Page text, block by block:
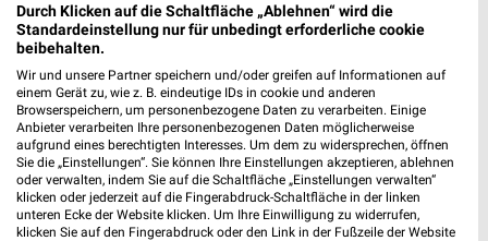
Durch Klicken auf die Schaltfläche „Ablehnen“ wird die
Standardeinstellung nur für unbedingt erforderliche cookie
beibehalten.
Wir und unsere Partner speichern und/oder greifen auf Informationen auf
einem Gerät zu, wie z. B. eindeutige IDs in cookie und anderen
Browserspeichern, um personenbezogene Daten zu verarbeiten. Einige
Anbieter verarbeiten Ihre personenbezogenen Daten möglicherweise
aufgrund eines berechtigten Interesses. Um dem zu widersprechen, öffnen
Sie die „Einstellungen“. Sie können Ihre Einstellungen akzeptieren, ablehnen
oder verwalten, indem Sie auf die Schaltfläche „Einstellungen verwalten“
klicken oder jederzeit auf die Fingerabdruck-Schaltfläche in der linken
unteren Ecke der Website klicken. Um Ihre Einwilligung zu widerrufen,
klicken Sie auf den Fingerabdruck oder den Link in der Fußzeile der Website